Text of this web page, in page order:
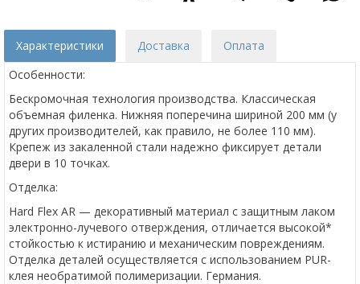
Характеристики Доставка
Оплата
Особенности:
Бескромочная технология производства. Классическая
объемная филенка. Нижняя поперечина шириной 200 мм (у
других производителей, как правило, не более 110 мм).
Крепеж из закаленной стали надежно фиксирует детали
двери в 10 точках.
Отделка:
Hard Flex AR — декоративный материал с защитным лаком
электронно-лучевого отверждения, отличается высокой*
стойкостью к истиранию и механическим повреждениям.
Отделка деталей осуществляется с использованием PUR-
клея необратимой полимеризации. Германия.